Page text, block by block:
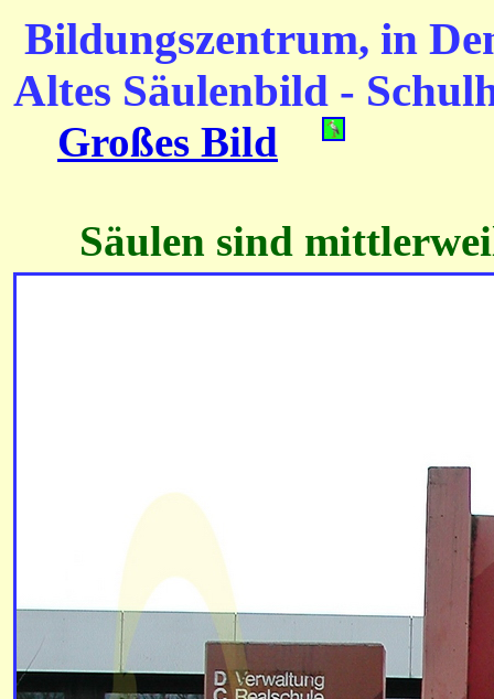
Bildungszentrum, in
Altes Säulenbild -
Großes Bild
Säulen sind